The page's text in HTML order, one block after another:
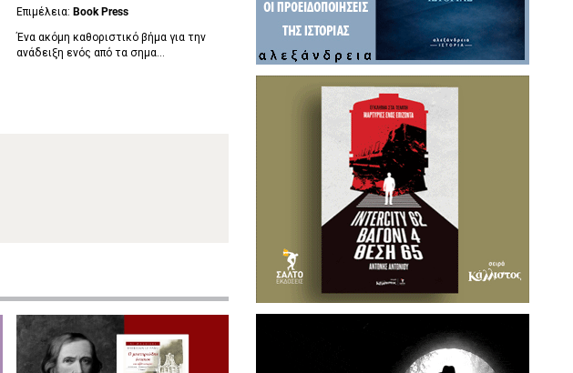
Επιμέλεια: Book Press
Ένα ακόμη καθοριστικό βήμα για την
ανάδειξη ενός από τα σημα...